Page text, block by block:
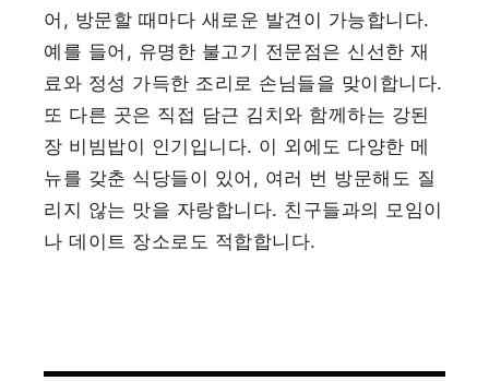
어, 방문할 때마다 새로운 발견이 가능합니다.
예를 들어, 유명한 불고기 전문점은 신선한 재
료와 정성 가득한 조리로 손님들을 맞이합니다.
또 다른 곳은 직접 담근 김치와 함께하는 강된
장 비빔밥이 인기입니다. 이 외에도 다양한 메
뉴를 갖춘 식당들이 있어, 여러 번 방문해도 질
리지 않는 맛을 자랑합니다. 친구들과의 모임이
나 데이트 장소로도 적합합니다.